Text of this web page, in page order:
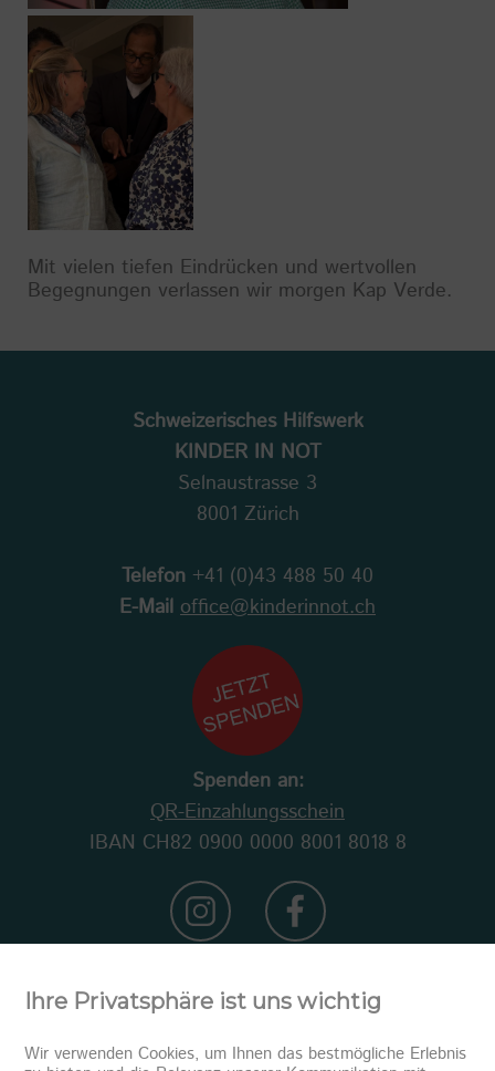
Mit vielen tiefen Eindrücken und wertvollen
Begegnungen verlassen wir morgen Kap Verde.
Schweizerisches Hilfswerk
KINDER IN NOT
Selnaustrasse 3
8001 Zürich
Telefon +41 (0)43 488 50 40
E-Mail office@kinderinnot.ch
Spenden an:
QR-Einzahlungsschein
IBAN CH82 0900 0000 8001 8018 8
Ihre Privatsphäre ist uns wichtig
Wir verwenden Cookies, um Ihnen das bestmögliche Erlebnis